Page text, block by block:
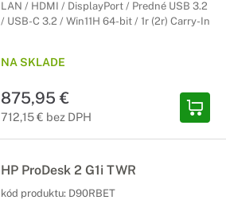
LAN / HDMI / DisplayPort / Predné USB 3.2
/ USB-C 3.2 / Win11H 64-bit / 1r (2r) Carry-In
NA SKLADE
875,95 €
712,15 € bez DPH
HP ProDesk 2 G1i TWR
kód produktu: D90RBET